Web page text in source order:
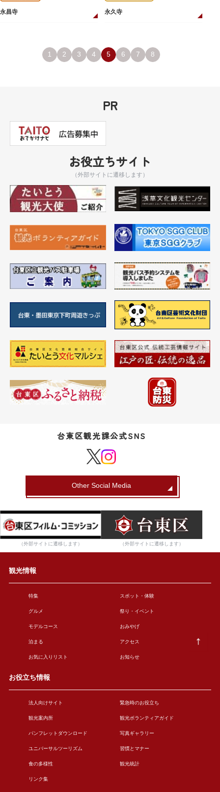
永昌寺 永久寺
1 2 3 4 5 6 7 8
PR
お役立ちサイト
（外部サイトに遷移します）
台東区観光課公式SNS
Other Social Media
（外部サイトに遷移します） （外部サイトに遷移します）
観光情報
特集 スポット・体験
グルメ 祭り・イベント
モデルコース おみやげ
泊まる アクセス
お気に入りリスト お知らせ
お役立ち情報
法人向けサイト 緊急時のお役立ち
観光案内所 観光ボランティアガイド
パンフレットダウンロード 写真ギャラリー
ユニバーサルツーリズム 習慣とマナー
食の多様性 観光統計
リンク集